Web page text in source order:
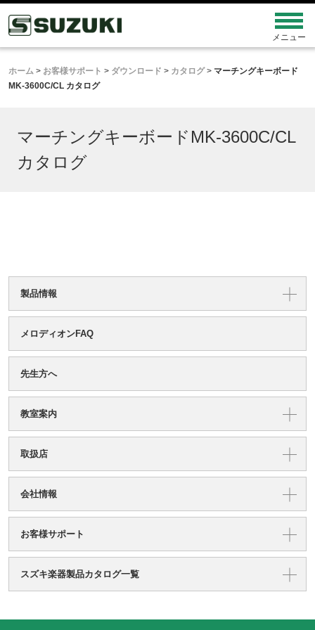
ホーム > お客様サポート > ダウンロード > カタログ> マーチングキーボード
MK-3600C/CL カタログ
マーチングキーボードMK-3600C/CL
カタログ
製品情報
メロディオンFAQ
先生方へ
教室案内
取扱店
会社情報
お客様サポート
スズキ楽器製品カタログ一覧